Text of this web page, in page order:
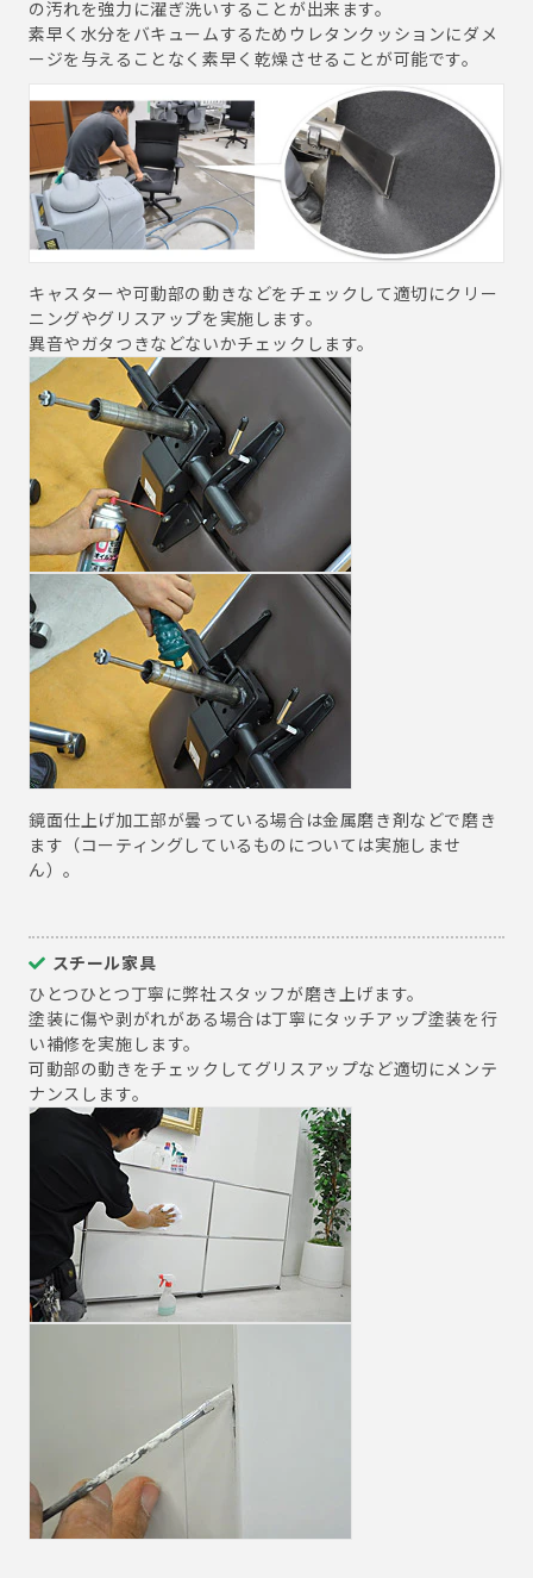
の汚れを強力に濯ぎ洗いすることが出来ます。
素早く水分をバキュームするためウレタンクッションにダメ
ージを与えることなく素早く乾燥させることが可能です。
キャスターや可動部の動きなどをチェックして適切にクリー
ニングやグリスアップを実施します。
異音やガタつきなどないかチェックします。
鏡面仕上げ加工部が曇っている場合は金属磨き剤などで磨き
ます（コーティングしているものについては実施しませ
ん）。
スチール家具
ひとつひとつ丁寧に弊社スタッフが磨き上げます。
塗装に傷や剥がれがある場合は丁寧にタッチアップ塗装を行
い補修を実施します。
可動部の動きをチェックしてグリスアップなど適切にメンテ
ナンスします。